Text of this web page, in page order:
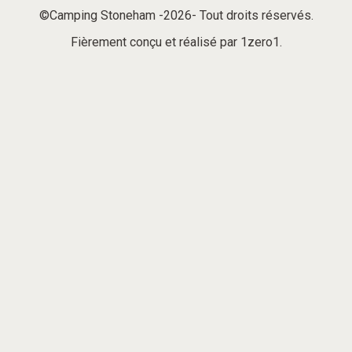
©Camping Stoneham -2026- Tout droits réservés.
Fièrement conçu et réalisé par 1zero1.